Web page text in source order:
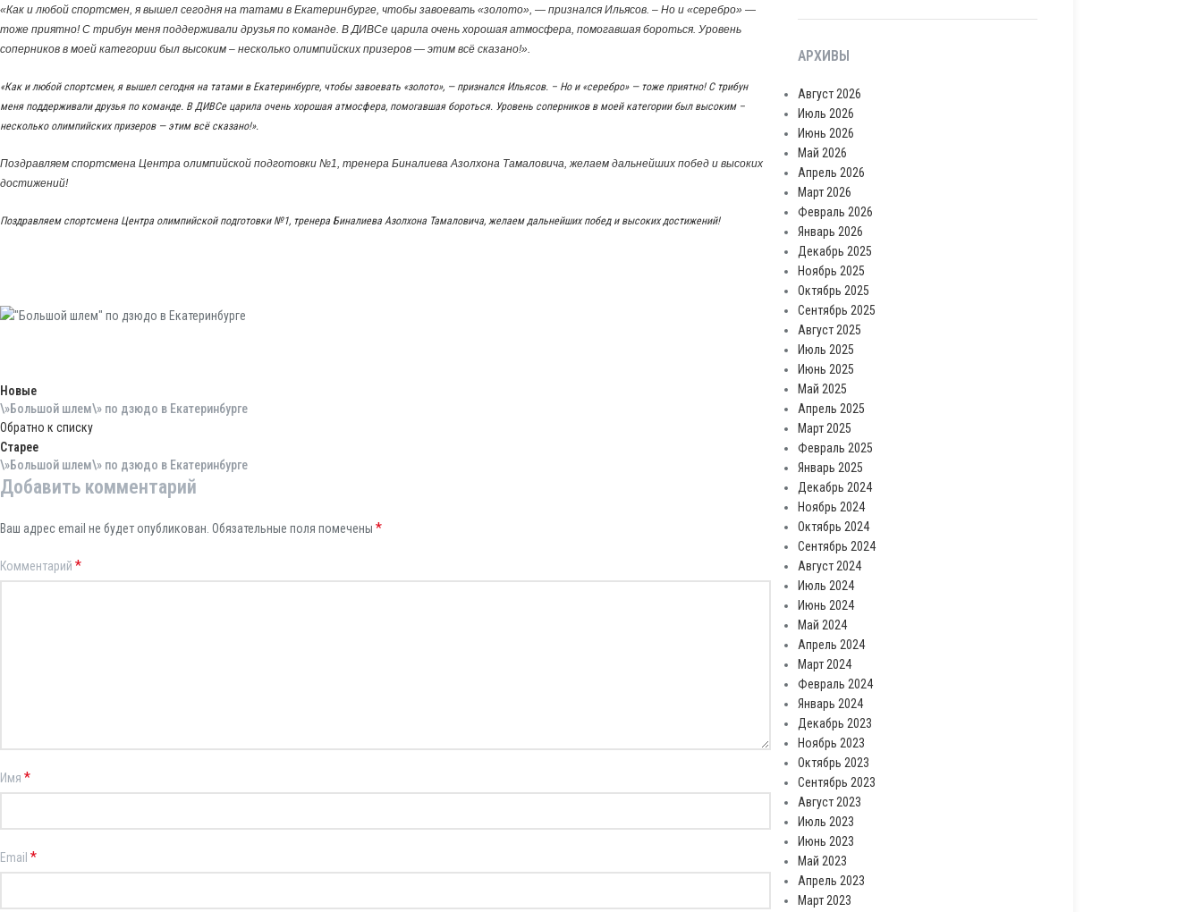
«Как и любой спортсмен, я вышел сегодня на татами в Екатеринбурге, чтобы завоевать «золото», — признался Ильясов. – Но и «серебро» —
тоже приятно! С трибун меня поддерживали друзья по команде. В ДИВСе царила очень хорошая атмосфера, помогавшая бороться. Уровень
соперников в моей категории был высоким – несколько олимпийских призеров — этим всё сказано!».
«Как и любой спортсмен, я вышел сегодня на татами в Екатеринбурге, чтобы завоевать «золото», — признался Ильясов. – Но и «серебро» — тоже приятно! С трибун
меня поддерживали друзья по команде. В ДИВСе царила очень хорошая атмосфера, помогавшая бороться. Уровень соперников в моей категории был высоким –
несколько олимпийских призеров — этим всё сказано!».
Поздравляем спортсмена Центра олимпийской подготовки №1, тренера Биналиева Азолхона Тамаловича, желаем дальнейших побед и высоких
достижений!
Поздравляем спортсмена Центра олимпийской подготовки №1, тренера Биналиева Азолхона Тамаловича, желаем дальнейших побед и высоких достижений!
Новые
\»Большой шлем\» по дзюдо в Екатеринбурге
Обратно к списку
Старее
\»Большой шлем\» по дзюдо в Екатеринбурге
Добавить комментарий
Ваш адрес email не будет опубликован. Обязательные поля помечены *
Комментарий *
Имя *
Email *
АРХИВЫ
Август 2026
Июль 2026
Июнь 2026
Май 2026
Апрель 2026
Март 2026
Февраль 2026
Январь 2026
Декабрь 2025
Ноябрь 2025
Октябрь 2025
Сентябрь 2025
Август 2025
Июль 2025
Июнь 2025
Май 2025
Апрель 2025
Март 2025
Февраль 2025
Январь 2025
Декабрь 2024
Ноябрь 2024
Октябрь 2024
Сентябрь 2024
Август 2024
Июль 2024
Июнь 2024
Май 2024
Апрель 2024
Март 2024
Февраль 2024
Январь 2024
Декабрь 2023
Ноябрь 2023
Октябрь 2023
Сентябрь 2023
Август 2023
Июль 2023
Июнь 2023
Май 2023
Апрель 2023
Март 2023